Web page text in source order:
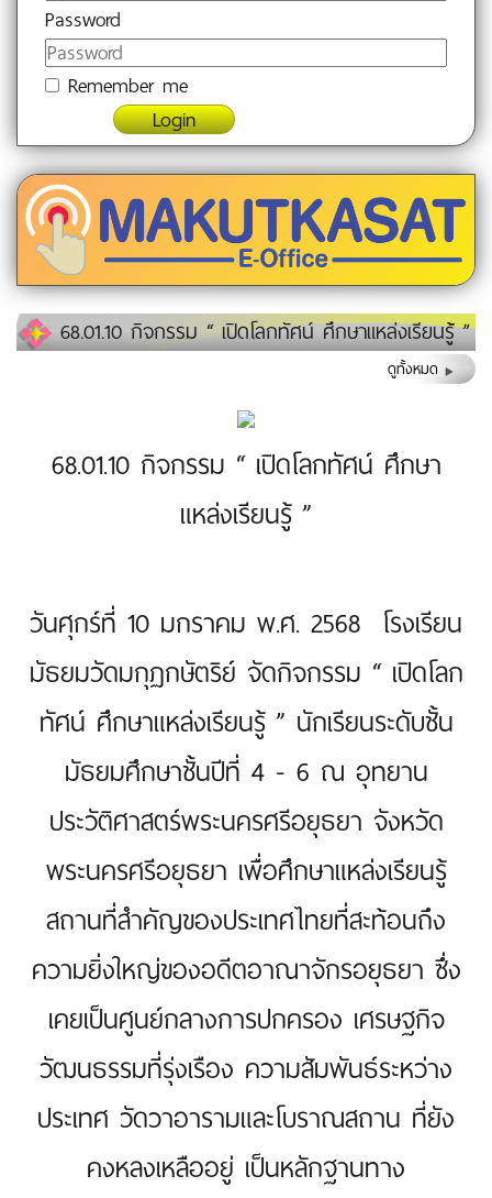
Password
Remember me
Login
68.01.10 กิจกรรม “ เปิดโลกทัศน์ ศึกษาแหล่งเรียนรู้ ”
ดูทั้งหมด
68.01.10 กิจกรรม “ เปิดโลกทัศน์ ศึกษา
แหล่งเรียนรู้ ”
วันศุกร์ที่ 10 มกราคม พ.ศ. 2568 โรงเรียน
มัธยมวัดมกุฏกษัตริย์ จัดกิจกรรม “ เปิดโลก
ทัศน์ ศึกษาแหล่งเรียนรู้ ” นักเรียนระดับชั้น
มัธยมศึกษาชั้นปีที่ 4 - 6 ณ อุทยาน
ประวัติศาสตร์พระนครศรีอยุธยา จังหวัด
พระนครศรีอยุธยา เพื่อศึกษาแหล่งเรียนรู้
สถานที่สำคัญของประเทศไทยที่สะท้อนถึง
ความยิ่งใหญ่ของอดีตอาณาจักรอยุธยา ซึ่ง
เคยเป็นศูนย์กลางการปกครอง เศรษฐกิจ
วัฒนธรรมที่รุ่งเรือง ความสัมพันธ์ระหว่าง
ประเทศ วัดวาอารามและโบราณสถาน ที่ยัง
คงหลงเหลืออยู่ เป็นหลักฐานทาง